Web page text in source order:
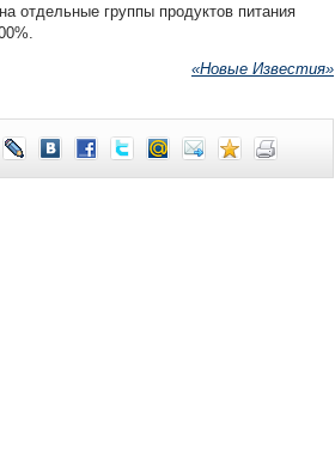
отдельные группы продуктов питания
«Новые Известия»